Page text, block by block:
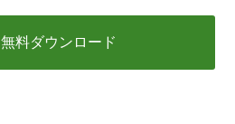
無料ダウンロード